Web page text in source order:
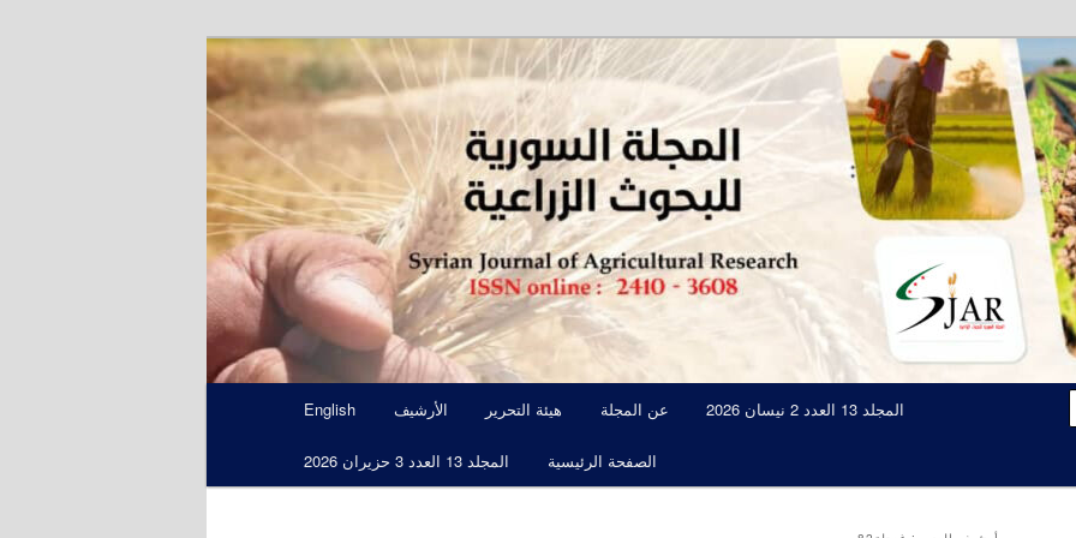
المجلة السورية للبحوث الزراعية SJAR
مجلة علمية محكمة تصدرها الهيئة العامة للبحوث العلمية الزراعية
English الأرشيف هيئة التحرير عن المجلة المجلد 13 العدد 2 نيسان 2026
المجلد 13 العدد 3 حزيران 2026 الصفحة الرئيسية